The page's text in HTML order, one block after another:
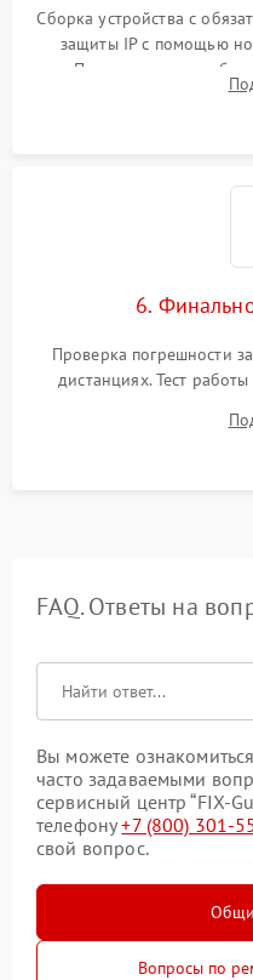
Сборка устройства с
защиты IP с помощью
Программная
абсолютно черному телу
6.
Проверка погрешности
дистанциях. Тест
термограмм в память и
автономности работы и
FAQ. Ответы на
Вы можете
часто задаваемыми
сервисный центр “FIX-
телефону+7 (800) 301-
свой вопрос.
Вопросы по